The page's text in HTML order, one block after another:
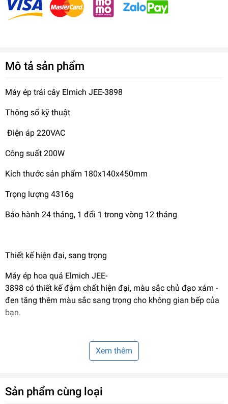
Mô tả sản phẩm
Máy ép trái cây Elmich JEE-3898
Thông số kỹ thuật
Điện áp 220VAC
Công suất 200W
Kích thước sản phẩm 180x140x450mm
Trọng lượng 4316g
Bảo hành 24 tháng, 1 đổi 1 trong vòng 12 tháng
Thiết kế hiện đại, sang trọng
Máy ép hoa quả Elmich JEE-
3898 có thiết kế đậm chất hiện đại, màu sắc chủ đạo xám -
đen tăng thêm màu sắc sang trọng cho không gian bếp của
bạn.
à mang lại tính thẩm mỹ, độ bền cao.
Xem thêm
Sản phẩm cùng loại